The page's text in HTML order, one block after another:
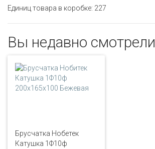
Единиц товара в коробке: 227
Вы недавно смотрели
Брусчатка Нобетек
Катушка 1Ф10ф